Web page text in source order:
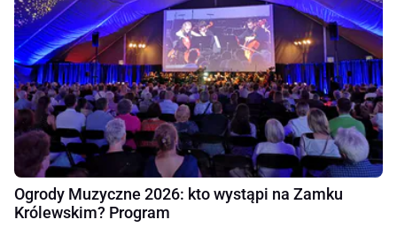
Ogrody Muzyczne 2026: kto wystąpi na Zamku
Królewskim? Program